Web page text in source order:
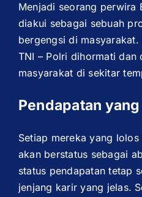
Menjadi seorang perwira
diakui sebagai sebuah
bergengsi di
TNI – Polri dihormati dan
masyarakat di sekitar
Pendapatan
Setiap mereka yang lolos
akan berstatus sebagai
status pendapatan tetap
jenjang karir yang jelas.